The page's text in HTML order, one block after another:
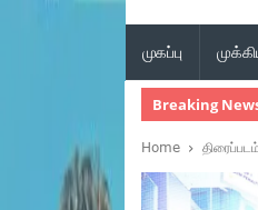
முகப்பு
Breaking
Home திரைப்படம்